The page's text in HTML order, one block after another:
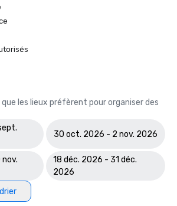
les lieux préfèrent pour organiser des
30 oct. 2026 - 2 nov. 2026
18 déc. 2026 - 31 déc.
2026